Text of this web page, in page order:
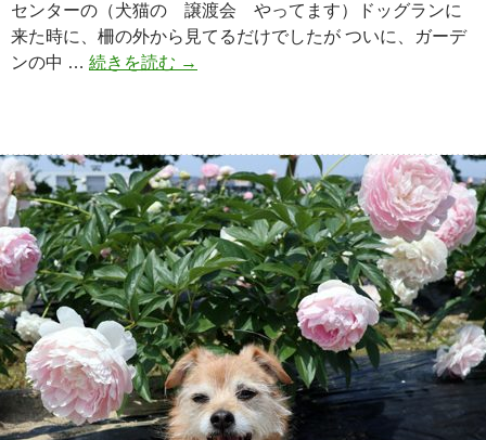
センターの（犬猫の 譲渡会 やってます）ドッグランに
来た時に、柵の外から見てるだけでしたが ついに、ガーデ
ンの中 … 続きを読む 初
ラ
キ
ラ
ガ
ー
デ
ン
→